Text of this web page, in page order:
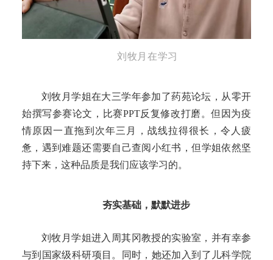
刘牧月在学习
刘牧月学姐在大三学年参加了药苑论坛 ，从零开
始撰写参赛论文，比赛PPT反复修改打磨 。但 因为疫
情原因一直拖到次年三月，战线拉得很长， 令人疲
惫 ，遇到难题还需要自己查阅小红书，但学姐依然坚
持下来，这种品质是我们应该学习的。
夯实基础，默默进步
刘牧月学姐进入周其冈教授的实验室，并有幸参
与到国家级科研项目。同时，她还加入到了儿科学院